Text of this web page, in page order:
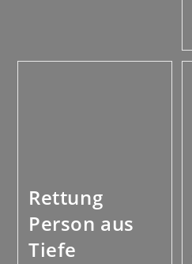
Rettung
Person aus
Tiefe